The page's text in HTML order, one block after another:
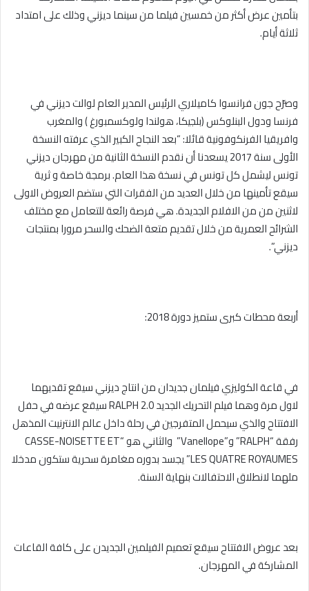
بتأمين عرض أكثر من خمسين فيلما من سينما ديزني وذلك على امتداد
ثلاثة أيام.
وصرّح جون فرانسوا كاميلاري الرئيس المدير العام لوالت ديزني في
فرنسا ودول البنلوكس (بلجيكا، هولندا ولوكسمبورغ ) والمغرب
وافريقيا الفرنكوفونية قائلا: “بعد النجاح الكبير الذي عرفته النسخة
الأولى سنة 2017 يسعدنا أن نقدم النسخة الثانية من مهرجان ديزني
تونس ليشمل كل تونس في نسخة هذا العام. برمجة خاصة و ثرية
سيقع تأمينها من خلال العديد من الفقرات التي ستضم العروض الاولى
لاثنين من من الافلام الجديدة. هي فرصة رائعة للتعامل مع مختلف
الشرائح العمرية من خلال تقديم متعة الضحك والسحر مرورا بمنتجات
ديزني”.
أربعة محطات كبرى ستميز دورة 2018:
في قاعة الكوليزي فيلمان جديدان من انتاج ديزني سيقع تقديهما
لاول مرة وهما فيلم التحريك الجديد RALPH 2.0 سيقع عرضه في حفل
الافتتاح والذي سيحمل المتفرجين في رحلة داخل عالم الانترنيت المذهل
رفقة “RALPH” و”Vanellope” والثاني هو “CASSE-NOISETTE ET
LES QUATRE ROYAUMES” يجسد بدوره مغامرة سحرية ستكون مدخلا
ملهما لانطلاق الاحتفالات بنهاية السنة.
بعد عروض الافتتاح سيقع تعميم الفيلمين الجديدن على كافة القاعات
المشاركة في المهرجان.